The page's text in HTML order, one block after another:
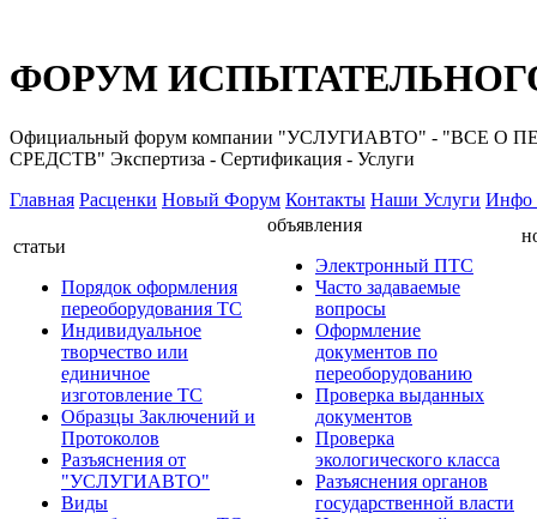
ФОРУМ
Официальный форум компании "УСЛУГИАВТО" -
СРЕДСТВ" Экспертиза - Сертификация - Услуги
Главная Расценки Новый Форум Контакты Наши Услуги Инфо
статьи
Порядок оформления
переоборудования ТС
Индивидуальное
творчество или
единичное
изготовление ТС
Образцы Заключений и
Протоколов
Разъяснения от
"УСЛУГИАВТО"
Виды
объявления
Электронный ПТС
Часто задаваемые
вопросы
Оформление
документов по
переоборудованию
Проверка выданных
документов
Проверка
экологического класса
Разъяснения органов
государственной власти